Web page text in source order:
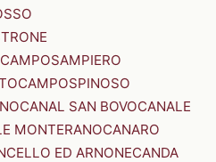
CAMPOSAMPIERO
CAMPOSPINOSO
CANAL SAN BOVOCANALE
MONTERANOCANARO
ED ARNONECANDA